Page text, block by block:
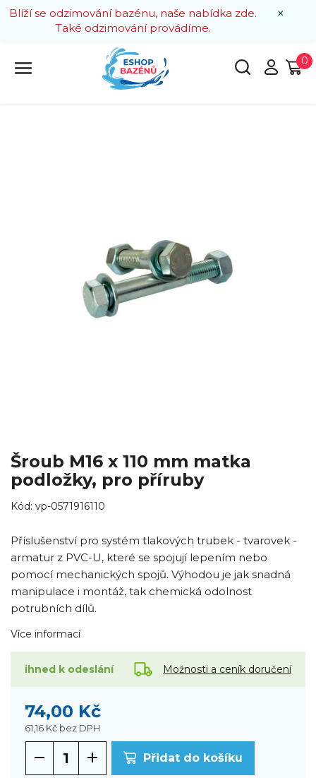
×
Blíží se odzimování bazénu, naše nabídka zde.
Také odzimování provádíme.
0
Šroub M16 x 110 mm matka
podložky, pro příruby
Kód: vp-0571916110
Příslušenství pro systém tlakových trubek - tvarovek -
armatur z PVC-U, které se spojují lepením nebo
pomocí mechanických spojů. Výhodou je jak snadná
manipulace i montáž, tak chemická odolnost
potrubních dílů.
Více informací
ihned k odeslání Možnosti a ceník doručení
74,00 Kč
61,16 Kč bez DPH
Přidat do košíku